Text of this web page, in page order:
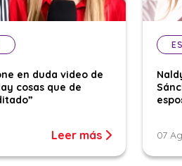
en duda video de
cosas que de
Leer más 07